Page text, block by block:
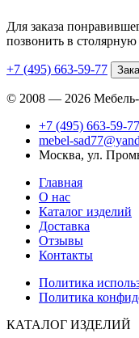
Для заказа
позвонить в
+7 (495) 663-59-77
© 2008 — 2026
+7 (495) 663-59-77
mebel-
Москва, ул.
Главная
О нас
Каталог изделий
Доставка
Отзывы
Контакты
Политика
Политика
КАТАЛОГ ИЗДЕЛИЙ